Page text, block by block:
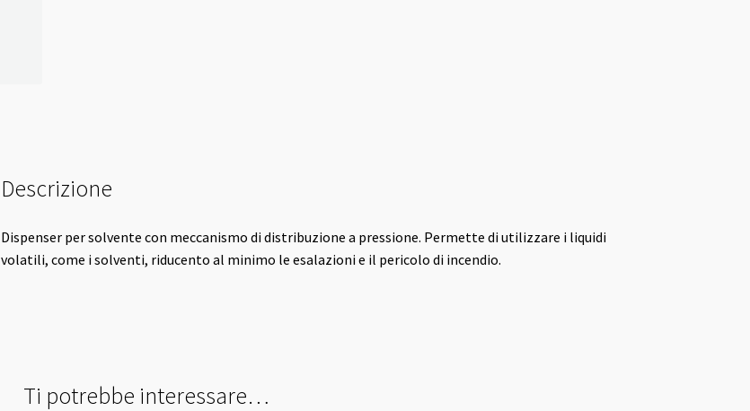
Descrizione
Dispenser per solvente con meccanismo di distribuzione a pressione. Permette di utilizzare i liquidi
volatili, come i solventi, riducento al minimo le esalazioni e il pericolo di incendio.
Ti potrebbe interessare…